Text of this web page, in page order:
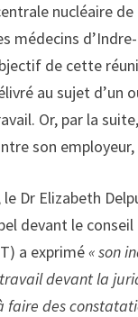
nucléaire
médecins
de cette
au sujet
Or, par la
son
Dr Elizabeth
devant le
a exprimé« son
devant la
des